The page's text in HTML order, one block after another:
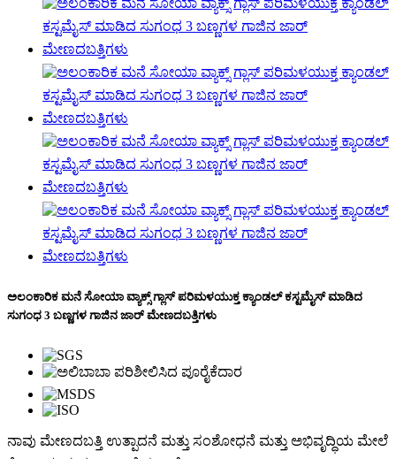
ಅಲಂಕಾರಿಕ ಮನೆ ಸೋಯಾ ವ್ಯಾಕ್ಸ್ ಗ್ಲಾಸ್ ಪರಿಮಳಯುಕ್ತ ಕ್ಯಾಂಡಲ್ ಕಸ್ಟಮೈಸ್ ಮಾಡಿದ
ಸುಗಂಧ 3 ಬಣ್ಣಗಳ ಗಾಜಿನ ಜಾರ್ ಮೇಣದಬತ್ತಿಗಳು
ನಾವು ಮೇಣದಬತ್ತಿ ಉತ್ಪಾದನೆ ಮತ್ತು ಸಂಶೋಧನೆ ಮತ್ತು ಅಭಿವೃದ್ಧಿಯ ಮೇಲೆ